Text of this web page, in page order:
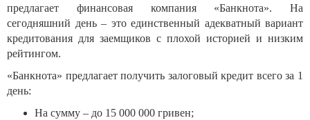
предлагает финансовая компания «Банкнота». На
сегодняшний день – это единственный адекватный вариант
кредитования для заемщиков с плохой историей и низким
рейтингом.
«Банкнота» предлагает получить залоговый кредит всего за 1
день:
На сумму – до 15 000 000 гривен;